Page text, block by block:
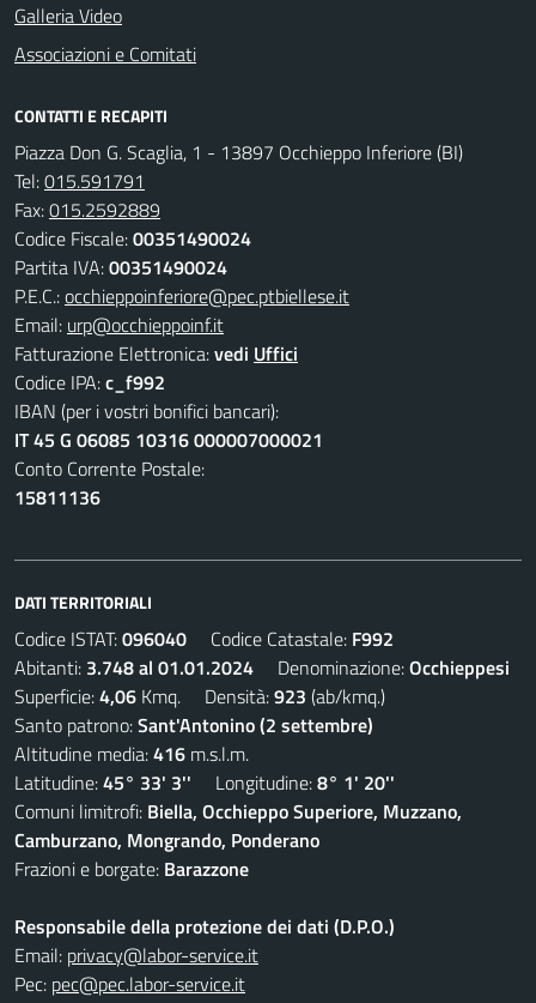
Galleria Video
Associazioni e Comitati
CONTATTI E RECAPITI
Piazza Don G. Scaglia, 1 - 13897 Occhieppo Inferiore (BI)
Tel:015.591791
Fax:015.2592889
Codice Fiscale:00351490024
Partita IVA:00351490024
P.E.C.:occhieppoinferiore@pec.ptbiellese.it
Email: urp@occhieppoinf.it
Fatturazione Elettronica:vedi Uffici
Codice IPA:c_f992
IBAN (per i vostri bonifici bancari):
IT 45 G 06085 10316 000007000021
Conto Corrente Postale:
15811136
DATI TERRITORIALI
Codice ISTAT:096040 Codice Catastale: F992
Abitanti: 3.748 al 01.01.2024 Denominazione:Occhieppesi
Superficie:4,06 Kmq. Densità:923 (ab/kmq.)
Santo patrono:Sant'Antonino (2 settembre)
Altitudine media:416 m.s.l.m.
Latitudine:45° 33' 3'' Longitudine:8° 1' 20''
Comuni limitrofi: Biella, Occhieppo Superiore, Muzzano,
Camburzano, Mongrando, Ponderano
Frazioni e borgate: Barazzone
Responsabile della protezione dei dati (D.P.O.)
Email: privacy@labor-service.it
Pec: pec@pec.labor-service.it